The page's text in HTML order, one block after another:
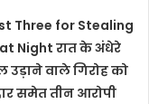
Three for Stealing
Night रात के अंधेरे
उड़ाने वाले गिरोह को
समेत तीन आरोपी